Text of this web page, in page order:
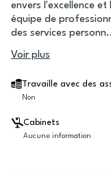
envers l'excellence
équipe de
des services personn
Voir plus
Travaille avec des
Non
Cabinets
Aucune information